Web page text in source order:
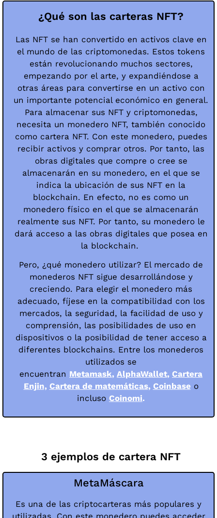
¿Qué son las carteras NFT?
Las NFT se han convertido en activos clave en
el mundo de las criptomonedas. Estos tokens
están revolucionando muchos sectores,
empezando por el arte, y expandiéndose a
otras áreas para convertirse en un activo con
un importante potencial económico en general.
Para almacenar sus NFT y criptomonedas,
necesita un monedero NFT, también conocido
como cartera NFT. Con este monedero, puedes
recibir activos y comprar otros. Por tanto, las
obras digitales que compre o cree se
almacenarán en su monedero, en el que se
indica la ubicación de sus NFT en la
blockchain. En efecto, no es como un
monedero físico en el que se almacenarán
realmente sus NFT. Por tanto, su monedero le
dará acceso a las obras digitales que posea en
la blockchain.
Pero, ¿qué monedero utilizar? El mercado de
monederos NFT sigue desarrollándose y
creciendo. Para elegir el monedero más
adecuado, fíjese en la compatibilidad con los
mercados, la seguridad, la facilidad de uso y
comprensión, las posibilidades de uso en
dispositivos o la posibilidad de tener acceso a
diferentes blockchains. Entre los monederos
utilizados se
encuentran Metamask, AlphaWallet, Cartera
Enjin, Cartera de matemáticas, Coinbaseo
incluso Coinomi.
3 ejemplos de cartera NFT
MetaMáscara
Es una de las criptocarteras más populares y
utilizadas. Con este monedero puedes acceder